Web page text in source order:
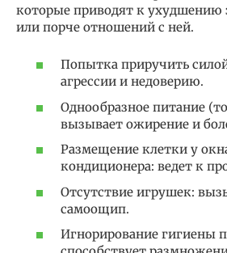
которые приводят к ухудшению
или порче отношений с ней.
Попытка приручить
агрессии и недоверию.
Однообразное питание
вызывает ожирение и
Размещение клетки у
кондиционера: ведет к
Отсутствие игрушек:
самоощип.
Игнорирование гигиены